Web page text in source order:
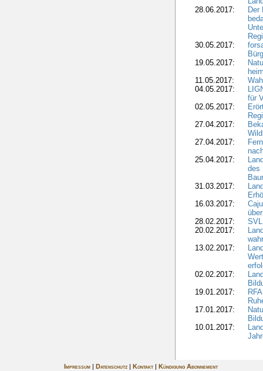
28.06.2017:
Der
30.05.2017:
19.05.2017:
11.05.2017:
04.05.2017:
für
02.05.2017:
27.04.2017:
27.04.2017:
25.04.2017:
des
31.03.2017:
16.03.2017:
28.02.2017:
20.02.2017:
13.02.2017:
02.02.2017:
19.01.2017:
17.01.2017:
10.01.2017:
Impressum| Datenschutz| Kontakt|
Kündigung Abonnement